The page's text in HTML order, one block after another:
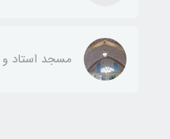
مسجد استاد و